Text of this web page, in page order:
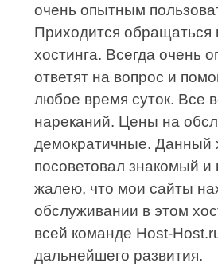
очень опытным
Приходится обращаться
хостинга. Всегда очень
ответят на вопрос и
любое время суток. Все
нареканий. Цены на
демократичные. Данный
посоветовал знакомый и
жалею, что мои сайты
обслуживании в этом
всей команде Host-
дальнейшего развития.